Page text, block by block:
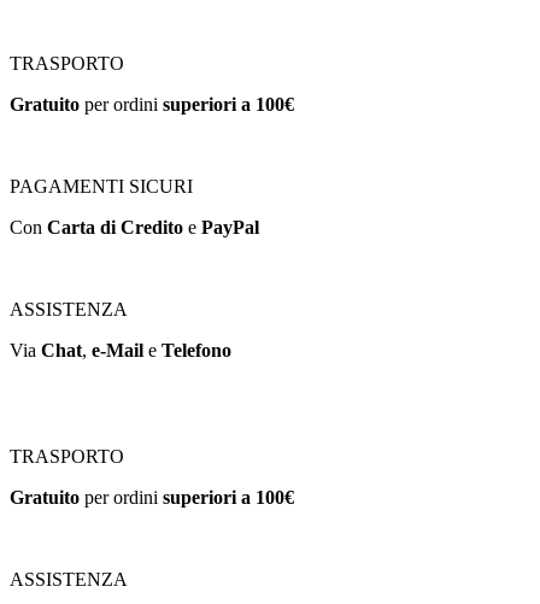
TRASPORTO
Gratuito per ordini superiori a 100€
PAGAMENTI SICURI
Con Carta di Credito e PayPal
ASSISTENZA
Via Chat, e-Mail e Telefono
TRASPORTO
Gratuito per ordini superiori a 100€
ASSISTENZA